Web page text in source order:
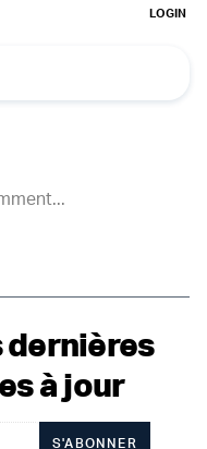
dernières
à jour
S'ABONNER